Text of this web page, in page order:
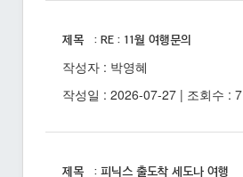
제목 : RE : 11월 여행문의
작성자 : 박영혜
작성일 : 2026-07-27 | 조회수 : 7
제목 : 피닉스 출도착 세도나 여행